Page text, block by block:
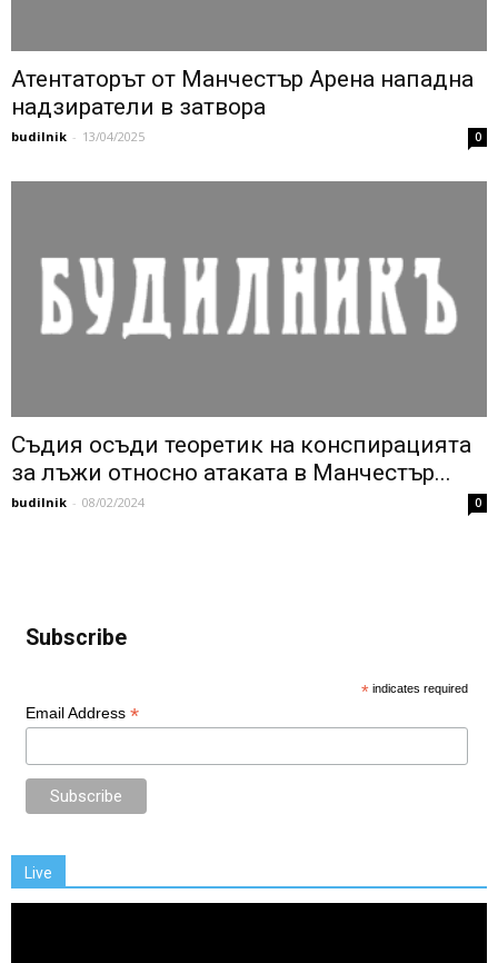
Атентаторът от Манчестър Арена нападна
надзиратели в затвора
budilnik - 13/04/2025 0
Съдия осъди теоретик на конспирацията
за лъжи относно атаката в Манчестър...
budilnik - 08/02/2024 0
Subscribe
* indicates required
Email Address *
Live